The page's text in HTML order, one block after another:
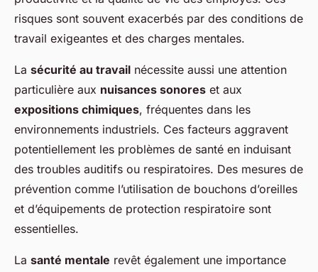
risques sont souvent exacerbés par des conditions de
travail exigeantes et des charges mentales.
La sécurité au travail nécessite aussi une attention
particulière aux nuisances sonores et aux
expositions chimiques, fréquentes dans les
environnements industriels. Ces facteurs aggravent
potentiellement les problèmes de santé en induisant
des troubles auditifs ou respiratoires. Des mesures de
prévention comme l’utilisation de bouchons d’oreilles
et d’équipements de protection respiratoire sont
essentielles.
La santé mentale revêt également une importance